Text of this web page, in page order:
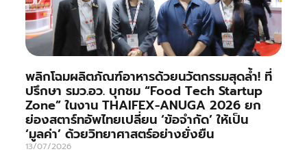
พลิกโฉมผลิตภัณฑ์อาหารด้วยนวัตกรรมสุดล้ำ! ที่
ปรึกษา รมว.อว. บุกชม “Food Tech Startup
Zone” ในงาน THAIFEX-ANUGA 2026 ยก
ย่องสตาร์ทอัพไทยเปลี่ยน ‘ข้อจำกัด’ ให้เป็น
‘มูลค่า’ ด้วยวิทยาศาสตร์อย่างยั่งยืน
13/07/2026